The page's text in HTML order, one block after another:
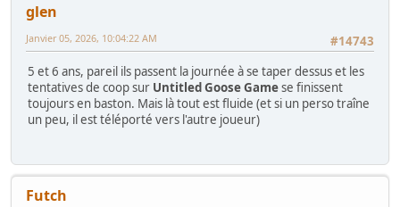
glen
#14743
Janvier 05, 2026, 10:04:22 AM
5 et 6 ans, pareil ils passent la journée à se taper dessus et les
tentatives de coop sur Untitled Goose Gamese finissent
toujours en baston. Mais là tout est fluide (et si un perso traîne
un peu, il est téléporté vers l'autre joueur)
Futch